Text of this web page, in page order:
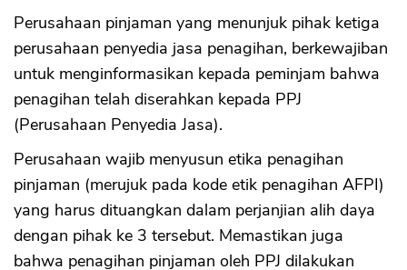
Perusahaan pinjaman yang menunjuk pihak ketiga
perusahaan penyedia jasa penagihan, berkewajiban
untuk menginformasikan kepada peminjam bahwa
penagihan telah diserahkan kepada PPJ
(Perusahaan Penyedia Jasa).
Perusahaan wajib menyusun etika penagihan
pinjaman (merujuk pada kode etik penagihan AFPI)
yang harus dituangkan dalam perjanjian alih daya
dengan pihak ke 3 tersebut. Memastikan juga
bahwa penagihan pinjaman oleh PPJ dilakukan